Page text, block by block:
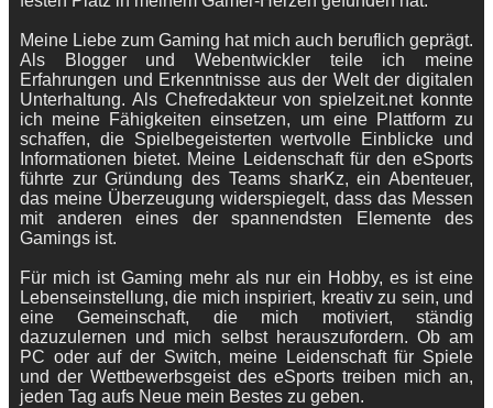
Meine Liebe zum Gaming hat mich auch beruflich geprägt.
Als Blogger und Webentwickler teile ich meine
Erfahrungen und Erkenntnisse aus der Welt der digitalen
Unterhaltung. Als Chefredakteur von spielzeit.net konnte
ich meine Fähigkeiten einsetzen, um eine Plattform zu
schaffen, die Spielbegeisterten wertvolle Einblicke und
Informationen bietet. Meine Leidenschaft für den eSports
führte zur Gründung des Teams sharKz, ein Abenteuer,
das meine Überzeugung widerspiegelt, dass das Messen
mit anderen eines der spannendsten Elemente des
Gamings ist.
Für mich ist Gaming mehr als nur ein Hobby, es ist eine
Lebenseinstellung, die mich inspiriert, kreativ zu sein, und
eine Gemeinschaft, die mich motiviert, ständig
dazuzulernen und mich selbst herauszufordern. Ob am
PC oder auf der Switch, meine Leidenschaft für Spiele
und der Wettbewerbsgeist des eSports treiben mich an,
jeden Tag aufs Neue mein Bestes zu geben.